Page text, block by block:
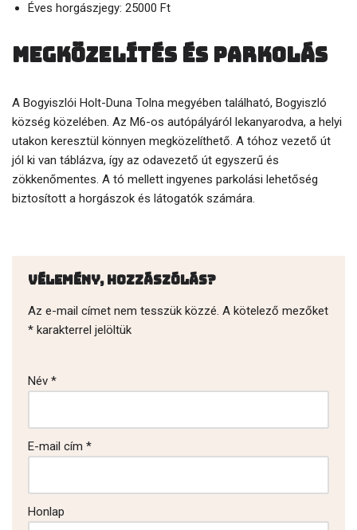
Éves horgászjegy: 25000 Ft
Megközelítés és parkolás
A Bogyiszlói Holt-Duna Tolna megyében található, Bogyiszló
község közelében. Az M6-os autópályáról lekanyarodva, a helyi
utakon keresztül könnyen megközelíthető. A tóhoz vezető út
jól ki van táblázva, így az odavezető út egyszerű és
zökkenőmentes. A tó mellett ingyenes parkolási lehetőség
biztosított a horgászok és látogatók számára.
Vélemény, hozzászólás?
Az e-mail címet nem tesszük közzé. A kötelező mezőket
* karakterrel jelöltük
Név *
E-mail cím *
Honlap